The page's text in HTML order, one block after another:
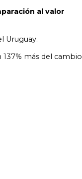
al valor
Uruguay.
más del cambio